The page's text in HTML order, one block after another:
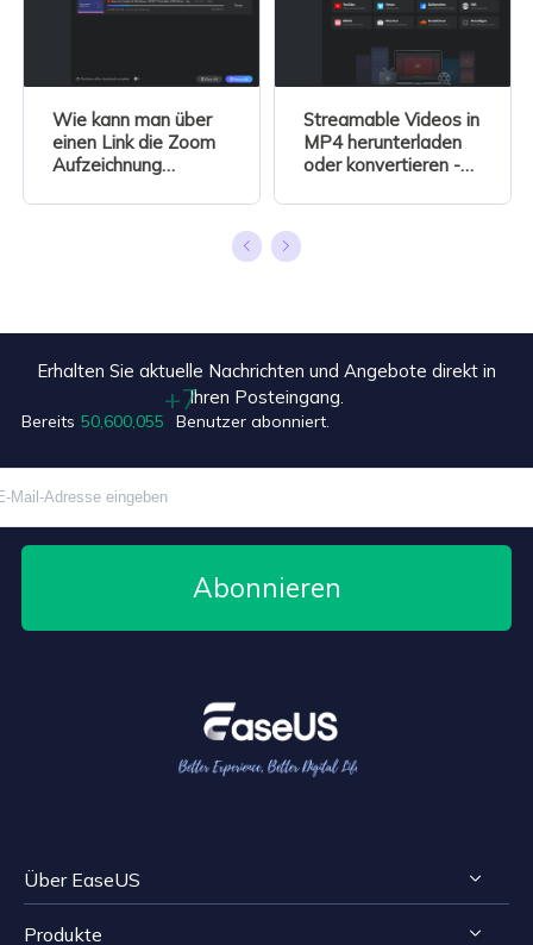
Wie kann man über
einen Link die Zoom
Aufzeichnung
Anleitung]
Streamable Videos in
MP4 herunterladen
oder konvertieren -
Erhalten Sie aktuelle Nachrichten und Angebote direkt in
Ihren Posteingang.
Bereits 50,600,062 Benutzer abonniert.
Abonnieren
Über EaseUS
Produkte